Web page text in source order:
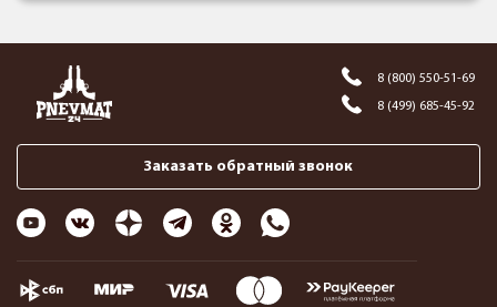
8 (800) 550-51-69
8 (499) 685-45-92
Заказать обратный звонок